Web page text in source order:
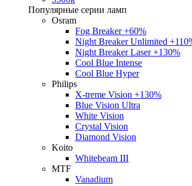
Популярные серии ламп
Osram
Fog Breaker +60%
Night Breaker Unlimited
Night Breaker Laser +130%
Cool Blue Intense
Cool Blue Hyper
Philips
X-treme Vision +130%
Blue Vision Ultra
White Vision
Crystal Vision
Diamond Vision
Koito
Whitebeam III
MTF
Vanadium